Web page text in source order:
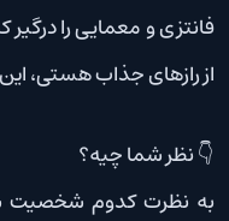
فانتزی و معمایی را درگیر
از رازهای جذاب هستی،
👇 نظر شما چیه؟
به نظرت کدوم شخصیت